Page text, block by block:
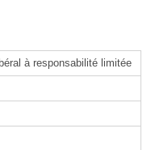
à responsabilité limitée